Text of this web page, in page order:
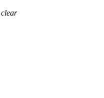
clear